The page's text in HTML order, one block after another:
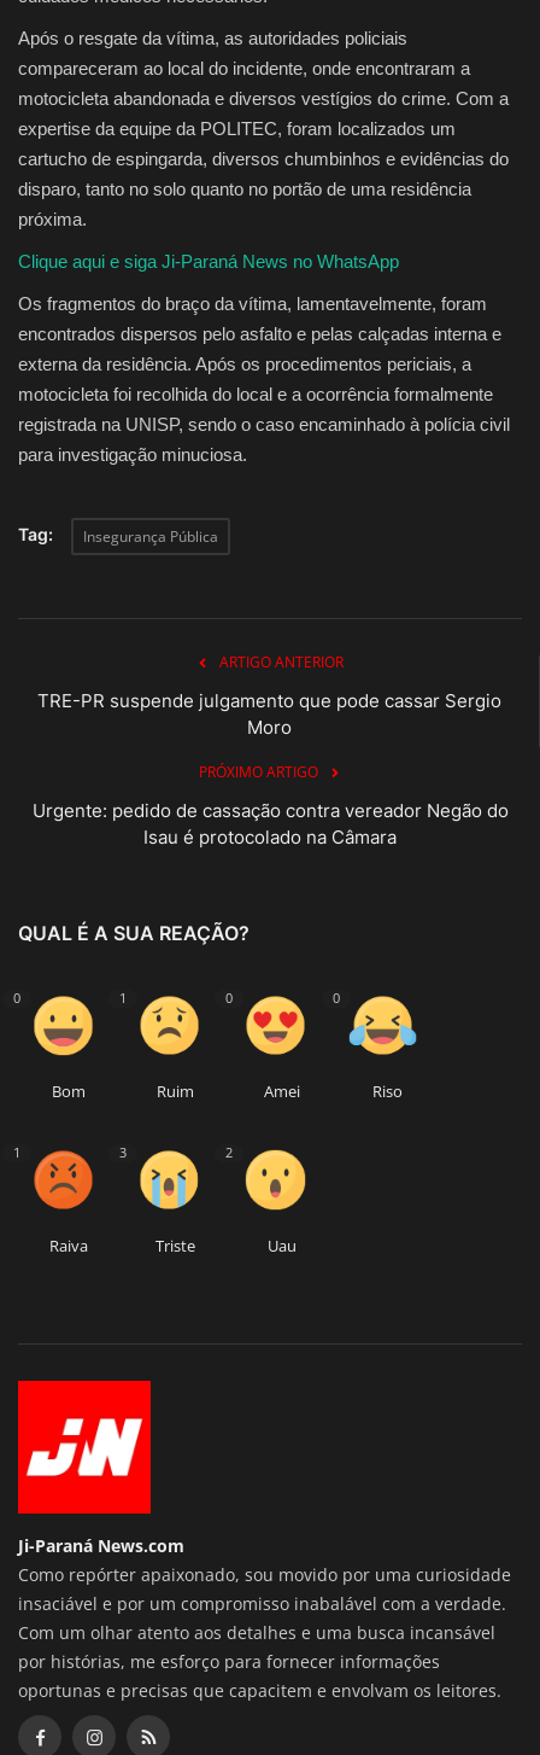
Após o resgate da vítima, as autoridades policiais
compareceram ao local do incidente, onde encontraram a
motocicleta abandonada e diversos vestígios do crime. Com a
expertise da equipe da POLITEC, foram localizados um
cartucho de espingarda, diversos chumbinhos e evidências do
disparo, tanto no solo quanto no portão de uma residência
próxima.
Clique aqui e siga Ji-Paraná News no WhatsApp
Os fragmentos do braço da vítima, lamentavelmente, foram
encontrados dispersos pelo asfalto e pelas calçadas interna e
externa da residência. Após os procedimentos periciais, a
motocicleta foi recolhida do local e a ocorrência formalmente
registrada na UNISP, sendo o caso encaminhado à polícia civil
para investigação minuciosa.
Tag: Insegurança Pública
ARTIGO ANTERIOR
TRE-PR suspende julgamento que pode cassar Sergio
Moro
PRÓXIMO ARTIGO
Urgente: pedido de cassação contra vereador Negão do
Isau é protocolado na Câmara
QUAL É A SUA REAÇÃO?
0
Bom
1
Ruim
0
Amei
0
Riso
1
Raiva
3
Triste
2
Uau
Ji-Paraná News.com
Como repórter apaixonado, sou movido por uma curiosidade
insaciável e por um compromisso inabalável com a verdade.
Com um olhar atento aos detalhes e uma busca incansável
por histórias, me esforço para fornecer informações
oportunas e precisas que capacitem e envolvam os leitores.